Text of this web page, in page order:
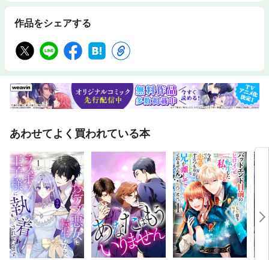
国メタ散歩」も。今回は、金沢（前田利家）、三方原の戦い（徳川家
康）、河越城の戦い（北条氏康）、九州の関ヶ原（黒田官兵衛）の４つの
テーマで展開します。ほか、付録として2026年現存１２天守カレンダー、
人気のゲーム「信長の野望 出陣」とコラボしたオリジナル御城印などがつ
が変更になる場合があります。※一部記事・写真は掲載していない場合が
あります。
作品をシェアする
あわせてよく買われている本